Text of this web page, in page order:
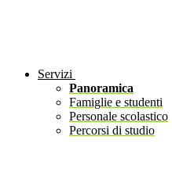
Servizi
Panoramica
Famiglie e studenti
Personale scolastico
Percorsi di studio